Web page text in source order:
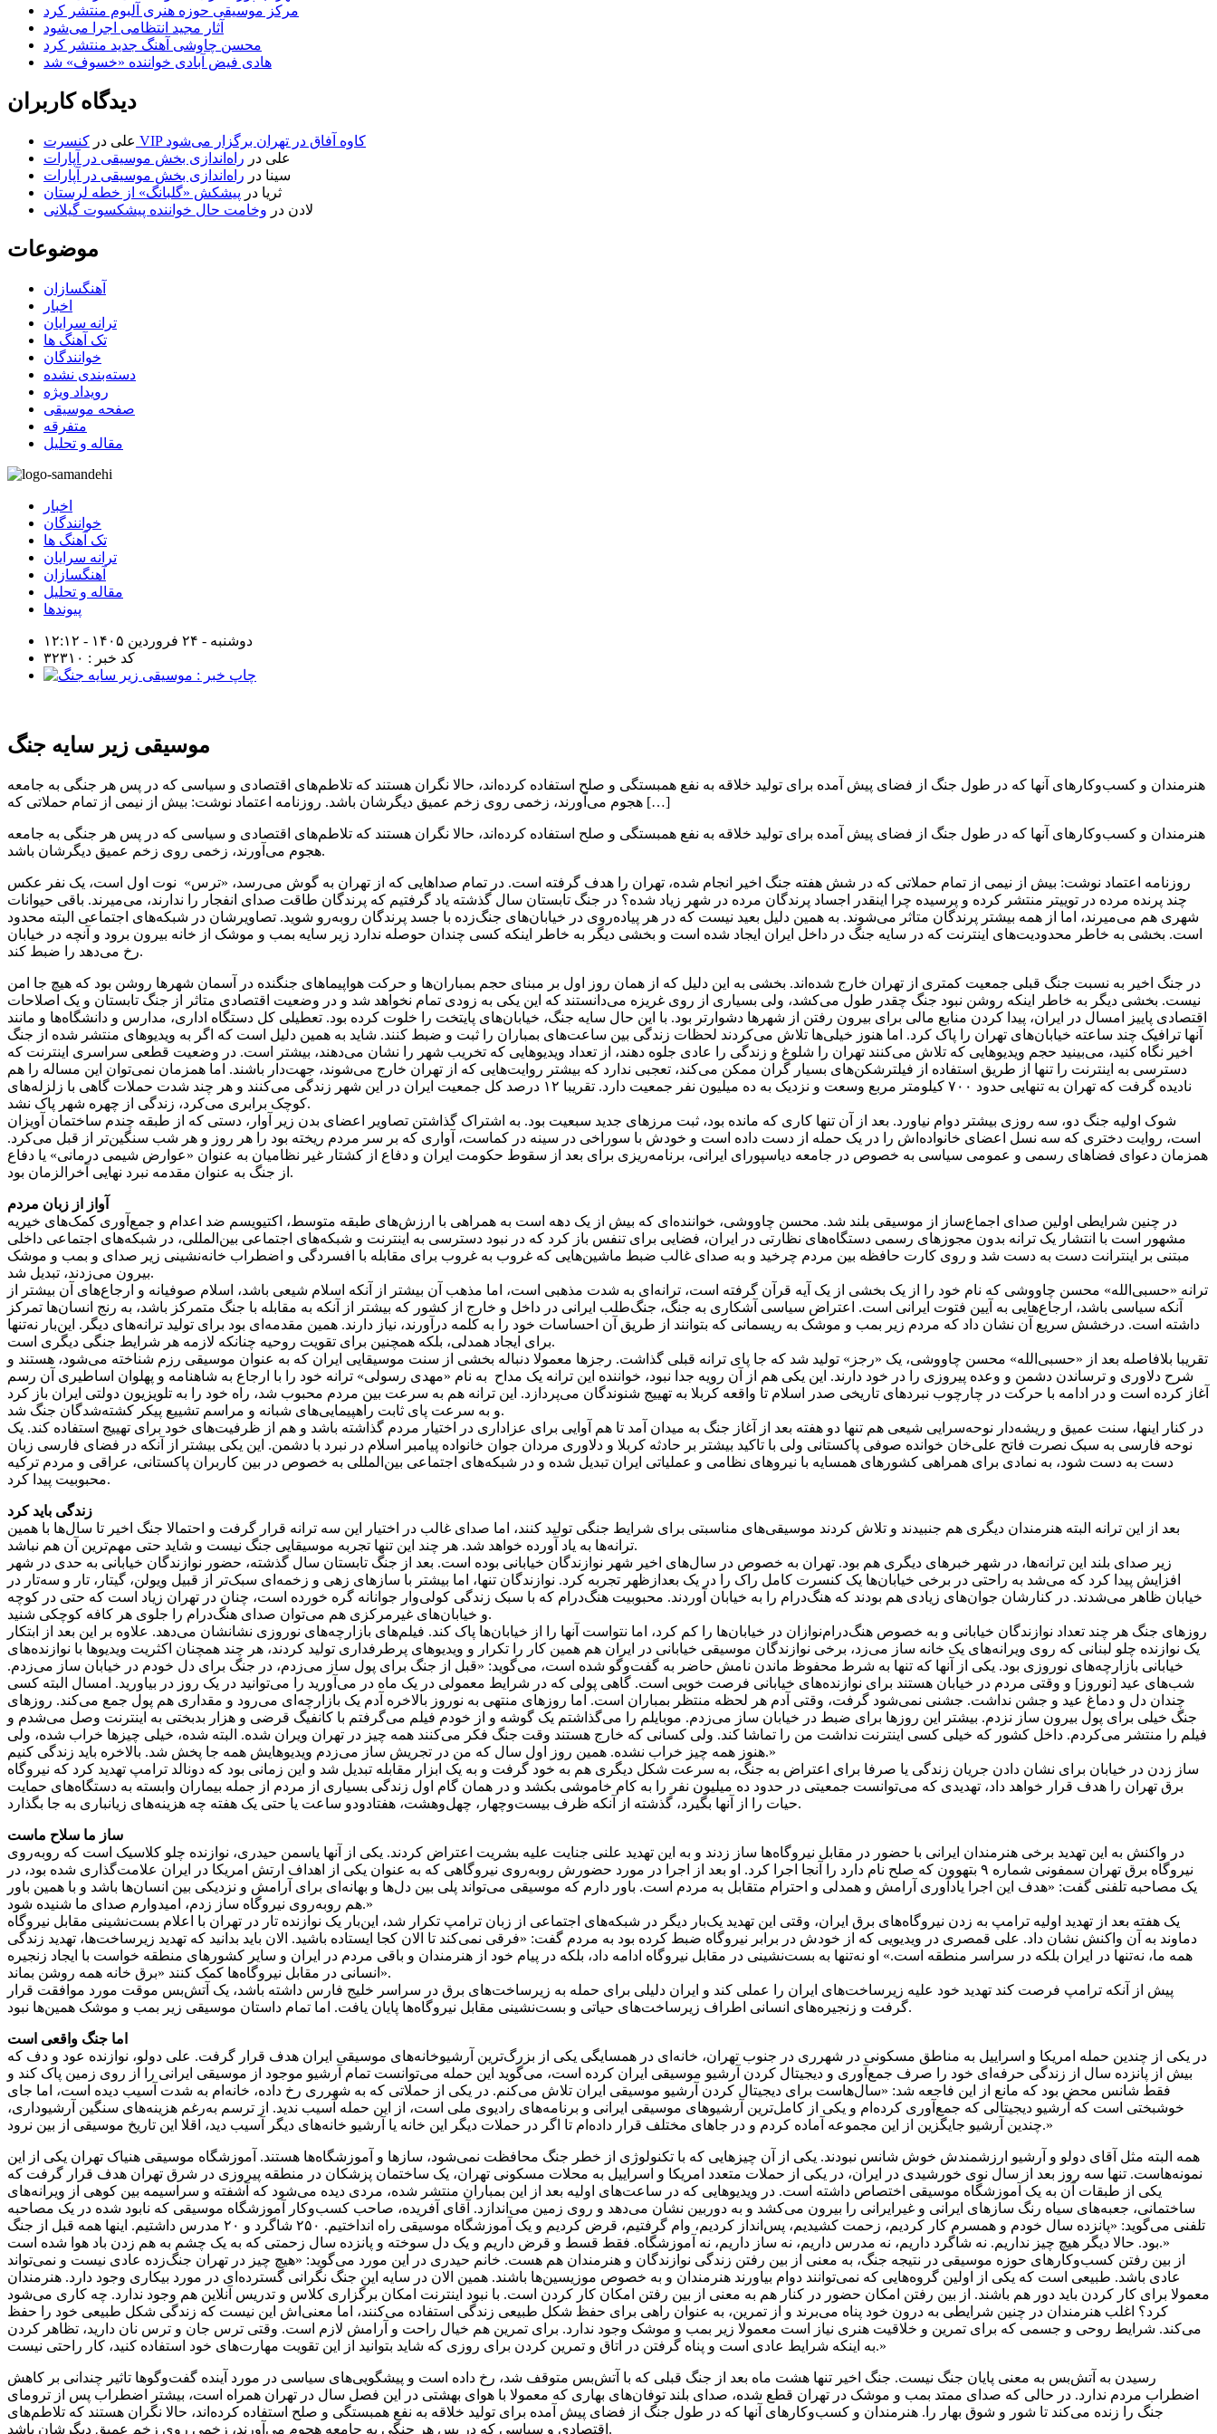
مرکز موسیقی حوزه هنری آلبوم منتشر کرد
آثار مجید انتظامی اجرا می‌شود
محسن چاوشی آهنگ جدید منتشر کرد
هادی فیض آبادی خواننده «خسوف» شد
دیدگاه کاربران
علی در
کنسرت VIP کاوه آفاق در تهران برگزار می‌شود
علی در راه‌اندازی بخش موسیقی در آپارات
سینا در راه‌اندازی بخش موسیقی در آپارات
ثریا در پیشکش «گلبانگ» از خطه لرستان
لادن در وخامت حال خواننده پیشکسوت گیلانی
موضوعات
آهنگسازان
اخبار
ترانه سرایان
تک آهنگ ها
خوانندگان
دسته‌بندی نشده
رویداد ویژه
صفحه موسیقی
متفرقه
مقاله و تحلیل
اخبار
خوانندگان
تک آهنگ ها
ترانه سرایان
آهنگسازان
مقاله و تحلیل
پیوندها
دوشنبه - ۲۴ فروردین ۱۴۰۵ - ۱۲:۱۲
کد خبر : ۳۲۳۱۰
موسیقی زیر سایه جنگ
هنرمندان و کسب‌وکارهای آنها که در طول جنگ از فضای پیش آمده برای تولید خلاقه به نفع همبستگی و صلح استفاده کرده‌اند، حالا نگران هستند که تلاطم‌های اقتصادی و سیاسی که در پس هر جنگی به جامعه
هجوم می‌آورند، زخمی روی زخم عمیق دیگرشان باشد. روزنامه اعتماد نوشت: بیش از نیمی از تمام حملاتی که […]
هنرمندان و کسب‌وکارهای آنها که در طول جنگ از فضای پیش آمده برای تولید خلاقه به نفع همبستگی و صلح استفاده کرده‌اند، حالا نگران هستند که تلاطم‌های اقتصادی و سیاسی که در پس هر جنگی به جامعه
هجوم می‌آورند، زخمی روی زخم عمیق دیگرشان باشد.
روزنامه اعتماد نوشت: بیش از نیمی از تمام حملاتی که در شش هفته جنگ اخیر انجام شده، تهران را هدف گرفته است. در تمام صداهایی که از تهران به گوش می‌رسد، «ترس» نوت اول است‌، یک نفر عکس
چند پرنده مرده در توییتر منتشر کرده و پرسیده چرا اینقدر اجساد پرندگان مرده در شهر زیاد شده؟‌ در جنگ تابستان سال گذشته یاد گرفتیم که پرندگان طاقت صدای انفجار را ندارند، می‌میرند. باقی حیوانات
شهری هم می‌میرند، اما از همه بیشتر پرندگان متاثر می‌شوند. به همین دلیل بعید نیست که در هر پیاده‌روی در خیابان‌های جنگ‌زده با جسد پرندگان روبه‌رو شوید. تصاویرشان در شبکه‌های اجتماعی البته محدود
است. بخشی به خاطر محدودیت‌های اینترنت که در سایه جنگ در داخل ایران ایجاد شده است و بخشی دیگر به خاطر اینکه کسی چندان حوصله ندارد زیر سایه بمب و موشک از خانه بیرون برود و آنچه در خیابان
رخ می‌دهد را ضبط کند.
در جنگ اخیر به نسبت جنگ قبلی جمعیت کمتری از تهران خارج شده‌اند. بخشی به این دلیل که از همان روز اول بر مبنای حجم بمباران‌ها و حرکت هواپیماهای جنگنده در آسمان شهرها روشن بود که هیچ‌ جا امن
نیست. بخشی دیگر به خاطر اینکه روشن نبود جنگ چقدر طول می‌کشد، ولی بسیاری از روی غریزه می‌دانستند که این یکی به زودی تمام نخواهد شد و در وضعیت اقتصادی متاثر از جنگ تابستان و یک اصلاحات
اقتصادی پاییز امسال در ایران، پیدا کردن منابع مالی برای بیرون رفتن از شهرها دشوارتر بود. با این حال سایه جنگ، خیابان‌های پایتخت را خلوت کرده بود. تعطیلی کل دستگاه اداری، مدارس و دانشگاه‌ها و مانند
آنها ترافیک چند ساعته خیابان‌های تهران را پاک کرد. اما هنوز خیلی‌ها تلاش می‌کردند لحظات زندگی بین ساعت‌های بمباران را ثبت و ضبط کنند. شاید به همین دلیل است که اگر به ویدیوهای منتشر شده از جنگ
اخیر نگاه کنید، می‌بینید حجم ویدیوهایی که تلاش می‌کنند تهران را شلوغ و زندگی را عادی جلوه دهند، از تعداد ویدیوهایی که تخریب شهر را نشان می‌دهند، بیشتر است. در وضعیت قطعی سراسری اینترنت که
دسترسی به اینترنت را تنها از طریق استفاده از فیلترشکن‌های بسیار گران ممکن می‌کند، تعجبی ندارد که بیشتر روایت‌هایی که از تهران خارج می‌شوند، جهت‌دار باشند. اما همزمان نمی‌توان این مساله را هم
نادیده گرفت که تهران به تنهایی حدود ۷۰۰ کیلومتر مربع وسعت و نزدیک به ده میلیون نفر جمعیت دارد. تقریبا ۱۲ درصد کل جمعیت ایران در این شهر زندگی می‌کنند و هر چند شدت حملات گاهی با زلزله‌های
کوچک برابری می‌کرد، زندگی از چهره شهر پاک نشد.
شوک اولیه جنگ دو، سه روزی بیشتر دوام نیاورد. بعد از آن تنها کاری که مانده بود، ثبت مرزهای جدید سبعیت بود.‌ به اشتراک گذاشتن تصاویر اعضای بدن زیر آوار، دستی که از طبقه چندم ساختمان آویزان
است، روایت دختری که سه نسل اعضای خانواده‌اش را در یک حمله از دست داده است و خودش با سوراخی در سینه در کماست، آواری که بر سر مردم ریخته بود را هر روز و هر شب سنگین‌تر از قبل می‌کرد.
‌همزمان دعوای فضاهای رسمی و عمومی سیاسی به خصوص در جامعه دیاسپورای ایرانی، برنامه‌ریزی برای بعد از سقوط حکومت ایران و دفاع از کشتار غیر نظامیان به عنوان «عوارض شیمی درمانی‌» یا دفاع
از جنگ به عنوان مقدمه نبرد نهایی آخرالزمان بود.
در چنین شرایطی اولین صدای اجماع‌ساز از موسیقی بلند شد. محسن چاووشی، خواننده‌ای که بیش از یک دهه است به همراهی با ارزش‌های طبقه متوسط، اکتیویسم ضد اعدام و جمع‌آوری کمک‌های خیریه
مشهور است با انتشار یک ترانه بدون مجوزهای رسمی دستگاه‌های نظارتی در ایران، فضایی برای تنفس باز کرد که در نبود دسترسی به اینترنت و شبکه‌های اجتماعی بین‌المللی، در شبکه‌های اجتماعی داخلی
مبتنی بر اینترانت دست به دست شد و روی کارت حافظه بین مردم چرخید و به صدای غالب ضبط ماشین‌هایی که غروب به غروب برای مقابله با افسردگی و اضطراب خانه‌نشینی زیر صدای و بمب و موشک
بیرون می‌زدند، تبدیل شد.
ترانه «حسبی‌الله» محسن چاووشی که نام خود را از یک بخشی از یک آیه قرآن گرفته است،‌ ترانه‌ای به ‌شدت مذهبی است، اما مذهب آن بیشتر از آنکه اسلام شیعی باشد، اسلام صوفیانه و ارجاع‌های آن بیشتر از
آنکه سیاسی باشد، ارجاع‌هایی به آیین فتوت ایرانی است. اعتراض سیاسی آشکاری به جنگ، جنگ‌طلب ایرانی در داخل و خارج از کشور که بیشتر از آنکه به مقابله با جنگ متمرکز باشد، به رنج انسان‌ها تمرکز
داشته است. درخشش سریع آن نشان داد که مردم زیر بمب و موشک به ریسمانی که بتوانند از طریق آن احساسات خود را به کلمه درآورند، نیاز دارند. همین مقدمه‌ای بود برای تولید ترانه‌های دیگر. این‌بار نه‌تنها
برای ایجاد همدلی، بلکه همچنین برای تقویت روحیه چنانکه لازمه هر شرایط جنگی دیگری است.
تقریبا بلافاصله بعد از «حسبی‌الله» محسن چاووشی، یک «رجز» تولید شد که جا پای ترانه قبلی گذاشت. رجزها معمولا دنباله بخشی از سنت موسیقایی ایران که به عنوان موسیقی رزم شناخته می‌شود، هستند و
شرح دلاوری و ترساندن دشمن و وعده پیروزی را در خود دارند. این یکی هم از آن رویه جدا نبود، خواننده این ترانه یک مداح به نام «مهدی رسولی» ترانه خود را با ارجاع به شاهنامه و پهلوان اساطیری آن رسم
آغاز کرده است و در ادامه با حرکت در چارچوب نبردهای تاریخی صدر اسلام تا واقعه کربلا به تهییج شنوندگان می‌پردازد. این ترانه هم به سرعت بین مردم محبوب شد، راه خود را به تلویزیون دولتی ایران باز کرد
و به سرعت پای ثابت راهپیمایی‌های شبانه و مراسم تشییع پیکر کشته‌شدگان جنگ شد.
در کنار اینها، سنت عمیق و ریشه‌دار نوحه‌سرایی شیعی هم تنها دو هفته بعد از آغاز جنگ به میدان آمد تا هم‌ آوایی برای عزاداری در اختیار مردم گذاشته باشد و هم از ظرفیت‌های خود برای تهییج استفاده کند. یک
نوحه فارسی به سبک نصرت فاتح علی‌خان خوانده صوفی پاکستانی ولی با تاکید بیشتر بر حادثه کربلا و دلاوری مردان جوان خانواده پیامبر اسلام در نبرد با دشمن. این یکی بیشتر از آنکه در فضای فارسی زبان
دست به دست شود، به نمادی برای همراهی کشورهای همسایه با نیروهای نظامی و عملیاتی ایران تبدیل شده و در شبکه‌های اجتماعی بین‌المللی به خصوص در بین کاربران پاکستانی، عراقی و مردم ترکیه
محبوبیت پیدا کرد.
بعد از این ترانه البته هنرمندان دیگری هم جنبیدند و تلاش کردند موسیقی‌های مناسبتی برای شرایط جنگی تولید کنند، اما صدای غالب در اختیار این سه ترانه قرار گرفت و احتمالا جنگ اخیر تا سال‌ها با همین
ترانه‌ها به یاد آورده خواهد شد. هر چند این تنها تجربه موسیقایی جنگ نیست و شاید حتی مهم‌ترین آن هم نباشد.
زیر صدای بلند این ترانه‌ها، در شهر خبرهای دیگری هم بود. تهران به خصوص در سال‌های اخیر شهر نوازندگان خیابانی بوده است. بعد از جنگ تابستان سال گذشته، حضور نوازندگان خیابانی به حدی در شهر
افزایش پیدا کرد که می‌شد به راحتی در برخی خیابان‌ها یک کنسرت کامل راک را در یک بعدازظهر تجربه کرد. نوازندگان تنها، اما بیشتر با سازهای زهی و زخمه‌ای سبک‌تر از قبیل ویولن، گیتار، تار و سه‌تار در
خیابان ظاهر می‌شدند. در کنارشان جوان‌های زیادی هم بودند که هنگ‌درام را به خیابان آوردند. محبوبیت هنگ‌درام که با سبک زندگی کولی‌وار جوانانه گره خورده است، چنان در تهران زیاد است که حتی در کوچه
و خیابان‌های غیرمرکزی هم می‌توان صدای هنگ‌درام را جلوی هر کافه کوچکی شنید.
روزهای جنگ هر چند تعداد نوازندگان خیابانی و به خصوص هنگ‌درام‌نوازان در خیابان‌ها را کم کرد، اما نتواست آنها را از خیابان‌ها پاک کند. فیلم‌های بازارچه‌های نوروزی نشانشان می‌دهد. علاوه بر این بعد از ابتکار
یک نوازنده چلو لبنانی که روی ویرانه‌های یک خانه ساز می‌زد، برخی نوازندگان موسیقی خیابانی در ایران هم همین کار را تکرار و ویدیوهای پرطرفداری تولید کردند، هر چند همچنان اکثریت ویدیوها با نوازنده‌های
خیابانی بازارچه‌های نوروزی بود. یکی از ‌آنها که تنها به شرط محفوظ ماندن نامش حاضر به گفت‌وگو شده است، می‌گوید: «قبل از جنگ برای پول ساز می‌زدم، در جنگ برای دل خودم در خیابان ساز می‌زدم.
شب‌های عید [نوروز] و وقتی مردم در خیابان هستند برای نوازنده‌های خیابانی فرصت خوبی است. گاهی پولی که در شرایط معمولی در یک ماه در می‌آورید را می‌توانید در یک روز در بیاورید. امسال البته کسی
چندان دل و دماغ عید و جشن نداشت. جشنی نمی‌شود گرفت، وقتی آدم هر لحظه منتظر بمباران است. اما روزهای منتهی به نوروز بالاخره آدم یک بازارچه‌ای می‌رود و مقداری هم پول جمع می‌کند. روزهای
جنگ خیلی برای پول بیرون ساز نزدم. بیشتر این روزها برای ضبط در خیابان ساز می‌زدم. موبایلم را می‌گذاشتم یک گوشه و از خودم فیلم می‌گرفتم با کانفیگ قرضی و هزار بدبختی به اینترنت وصل می‌شدم و
فیلم را منتشر می‌کردم. داخل کشور که خیلی کسی اینترنت نداشت من را تماشا کند. ولی کسانی که خارج هستند وقت جنگ فکر می‌کنند همه ‌چیز در تهران ویران شده. البته شده، خیلی چیزها خراب شده، ولی
هنوز همه‌ چیز خراب نشده. همین روز اول سال که من در تجریش ساز می‌زدم ویدیوهایش همه جا پخش شد. بالاخره باید زندگی کنیم.»
ساز زدن در خیابان برای نشان دادن جریان زندگی یا صرفا برای اعتراض به جنگ، به سرعت شکل دیگری هم به خود گرفت و به یک ابزار مقابله تبدیل شد و این زمانی بود که دونالد ترامپ تهدید کرد که نیروگاه
برق تهران را هدف قرار خواهد داد، تهدیدی که می‌توانست جمعیتی در حدود ده میلیون نفر را به کام خاموشی بکشد و در همان گام اول زندگی بسیاری از مردم از جمله بیماران وابسته به دستگاه‌های حمایت
حیات را از آنها بگیرد، گذشته از آنکه ظرف بیست‌وچهار، چهل‌وهشت، هفتادودو ساعت یا حتی یک هفته چه هزینه‌های زیانباری به جا بگذارد.
در واکنش به این تهدید برخی هنرمندان ایرانی با حضور در مقابل نیروگاه‌ها ساز زدند و به این تهدید علنی جنایت علیه بشریت اعتراض کردند. یکی از آنها یاسمن حیدری، نوازنده چلو کلاسیک است که روبه‌روی
نیروگاه برق تهران سمفونی شماره ۹ بتهوون که صلح نام دارد را آنجا اجرا کرد. او بعد از اجرا در مورد حضورش روبه‌روی نیروگاهی که به عنوان یکی از اهداف ارتش امریکا در ایران علامت‌گذاری شده بود، در
یک مصاحبه تلفنی گفت: «هدف این اجرا یادآوری آرامش و همدلی و احترام متقابل به مردم است. باور دارم که موسیقی می‌تواند پلی بین دل‌ها و بهانه‌ای برای آرامش و نزدیکی بین انسان‌ها باشد و با همین باور
هم روبه‌روی نیروگاه ساز زدم، امیدوارم صدای ما شنیده شود.»
یک هفته بعد از تهدید اولیه ترامپ به زدن نیروگاه‌های برق ایران، وقتی این تهدید یک‌بار دیگر در شبکه‌های اجتماعی از زبان ترامپ تکرار شد، این‌بار یک نوازنده تار در تهران با اعلام بست‌نشینی مقابل نیروگاه
دماوند به آن واکنش نشان داد. علی قمصری در ویدیویی که از خودش در برابر نیروگاه ضبط کرده بود به مردم گفت: «فرقی نمی‌کند تا الان کجا ایستاده باشید. الان باید بدانید که تهدید زیرساخت‌ها، تهدید زندگی
همه ما، نه‌تنها در ایران بلکه در سراسر منطقه است.» او نه‌تنها به بست‌نشینی در مقابل نیروگاه ادامه داد، بلکه در پیام خود از هنرمندان و باقی مردم در ایران و سایر کشورهای منطقه خواست با ایجاد زنجیره
انسانی در مقابل نیروگاه‌ها کمک کنند «برق خانه همه روشن بماند».
پیش از آنکه ترامپ فرصت کند تهدید خود علیه زیرساخت‌های ایران را عملی کند و ایران دلیلی برای حمله به زیرساخت‌های برق در سراسر خلیج فارس داشته باشد، یک آتش‌بس موقت مورد موافقت قرار
گرفت و زنجیره‌های انسانی اطراف زیرساخت‌های حیاتی و بست‌نشینی مقابل نیروگاه‌ها پایان یافت. اما تمام داستان موسیقی زیر بمب و موشک همین‌ها نبود.
اما جنگ واقعی است
در یکی از چندین حمله امریکا و اسراییل به مناطق مسکونی در شهرری در جنوب تهران، خانه‌ای در همسایگی یکی از بزرگ‌ترین آرشیوخانه‌های موسیقی ایران هدف قرار گرفت. علی دولو، نوازنده عود و دف که
بیش از پانزده سال از زندگی حرفه‌ای خود را صرف جمع‌آوری و دیجیتال کردن آرشیو موسیقی ایران کرده است، می‌گوید این حمله می‌توانست تمام آرشیو موجود از موسیقی ایرانی را از روی زمین پاک کند و
فقط شانس محض بود که مانع از این فاجعه شد: «سال‌هاست برای دیجیتال کردن آرشیو موسیقی ایران تلاش می‌کنم. در یکی از حملاتی که به شهرری رخ داده، خانه‌ام به‌ شدت آسیب دیده است، اما جای
خوشبختی است که آرشیو دیجیتالی که جمع‌آوری کرده‌ام و یکی از کامل‌ترین آرشیوهای موسیقی ایرانی و برنامه‌های رادیوی ملی است، از این حمله آسیب ندید. از ترسم به‌رغم هزینه‌های سنگین آرشیوداری،
چندین آرشیو جایگزین از این مجموعه آماده کردم و در جاهای مختلف قرار داده‌ام تا اگر در حملات دیگر این خانه یا آرشیو خانه‌های دیگر آسیب دید، اقلا این تاریخ موسیقی از بین نرود.»
همه البته مثل آقای دولو و آرشیو ارزشمندش خوش ‌شانس نبودند. یکی از آن چیزهایی که با تکنولوژی از خطر جنگ محافظت نمی‌شود، سازها و آموزشگاه‌ها هستند. آموزشگاه موسیقی هنیاک تهران یکی از این
نمونه‌هاست. تنها سه روز بعد از سال نوی خورشیدی در ایران، در یکی از حملات متعدد امریکا و اسراییل به محلات مسکونی تهران، یک ساختمان پزشکان در منطقه پیروزی در شرق تهران هدف قرار گرفت که
یکی از طبقات آن به یک آموزشگاه موسیقی اختصاص داشته است. در ویدیوهایی که در ساعت‌های اولیه بعد از این بمباران منتشر شده، مردی دیده می‌شود که آشفته و سراسیمه بین کوهی از ویرانه‌های
ساختمانی، جعبه‌های سیاه رنگ سازهای ایرانی و غیرایرانی را بیرون می‌کشد و به دوربین نشان می‌دهد و روی زمین می‌اندازد. آقای آفریده، صاحب کسب‌وکار آموزشگاه موسیقی که نابود شده در یک مصاحبه
تلفنی می‌گوید: «پانزده سال خودم و همسرم کار کردیم، زحمت کشیدیم، پس‌انداز کردیم، وام گرفتیم، قرض کردیم و یک آموزشگاه موسیقی راه انداختیم. ۲۵۰ شاگرد و ۲۰ مدرس داشتیم. اینها همه قبل از جنگ
بود. حالا دیگر هیچ چیز نداریم. نه شاگرد داریم، نه مدرس داریم، نه ساز داریم، نه آموزشگاه. فقط قسط و قرض داریم و یک دل سوخته و پانزده سال زحمتی که به یک چشم به هم زدن باد هوا شده است.»
از بین رفتن کسب‌وکارهای حوزه موسیقی در نتیجه جنگ، به معنی از بین رفتن زندگی نوازندگان و هنرمندان هم هست. خانم حیدری در این مورد می‌گوید: «هیچ چیز در تهران جنگ‌زده عادی نیست و نمی‌تواند
عادی باشد. طبیعی است که یکی از اولین گروه‌هایی که نمی‌توانند دوام بیاورند هنرمندان و به خصوص موزیسین‌ها باشند. همین الان در سایه این جنگ نگرانی گسترده‌ای در مورد بیکاری وجود دارد. هنرمندان
معمولا برای کار کردن باید دور هم باشند.‌ از بین رفتن امکان حضور در کنار هم به معنی از بین رفتن امکان کار کردن است. با نبود اینترنت امکان برگزاری کلاس و تدریس آنلاین هم وجود ندارد. چه کاری می‌شود
کرد؟ اغلب هنرمندان در چنین شرایطی به درون خود پناه می‌برند و از تمرین، به عنوان راهی برای حفظ شکل طبیعی زندگی استفاده می‌کنند، اما معنی‌اش این نیست که زندگی شکل طبیعی خود را حفظ
می‌کند. شرایط روحی و جسمی که برای تمرین و خلاقیت هنری نیاز است معمولا زیر بمب و موشک وجود ندارد. برای تمرین هم خیال راحت و آرامش لازم است. وقتی ترس جان و ترس نان دارید، تظاهر کردن
به اینکه شرایط عادی است و پناه گرفتن در اتاق و تمرین کردن برای روزی که شاید بتوانید از این تقویت مهارت‌های خود استفاده کنید، کار راحتی نیست.»
رسیدن به آتش‌بس به معنی پایان جنگ نیست. جنگ اخیر تنها هشت ماه بعد از جنگ قبلی که با آتش‌بس متوقف شد، رخ داده است و پیشگویی‌های سیاسی در مورد آینده گفت‌وگوها تاثیر چندانی بر کاهش
اضطراب مردم ندارد. در حالی که صدای ممتد بمب و موشک در تهران قطع شده، صدای بلند توفان‌های بهاری که معمولا با هوای بهشتی در این فصل سال در تهران همراه است، بیشتر اضطراب پس از ترومای
جنگ را زنده می‌کند تا شور و شوق بهار را. هنرمندان و کسب‌وکارهای آنها که در طول جنگ از فضای پیش آمده برای تولید خلاقه به نفع همبستگی و صلح استفاده کرده‌اند، حالا نگران هستند که تلاطم‌های
اقتصادی و سیاسی که در پس هر جنگی به جامعه هجوم می‌آورند، زخمی روی زخم عمیق دیگرشان باشد.